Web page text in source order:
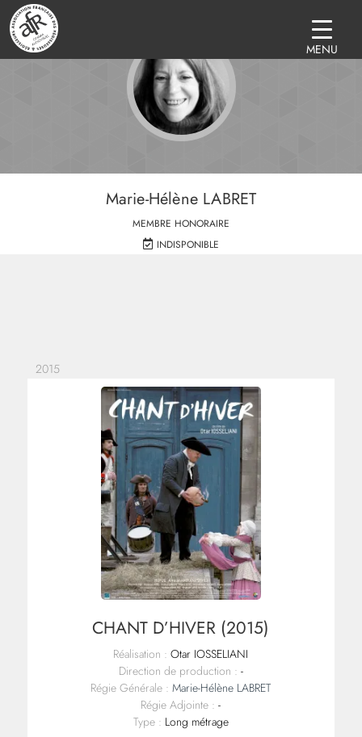
Marie-Hélène LABRET
MEMBRE HONORAIRE
INDISPONIBLE
2015
CHANT D’HIVER (2015)
Réalisation : Otar IOSSELIANI
Direction de production : -
Régie Générale : Marie-Hélène LABRET
Régie Adjointe : -
Type : Long métrage
MENU